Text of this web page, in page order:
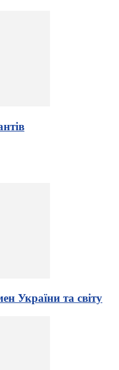
України та світу